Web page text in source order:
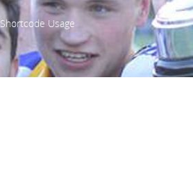
FIXTURES
Shortcode Usage